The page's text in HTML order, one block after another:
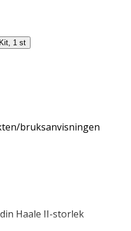
1 st
bruksanvisningen
Haale II-storlek